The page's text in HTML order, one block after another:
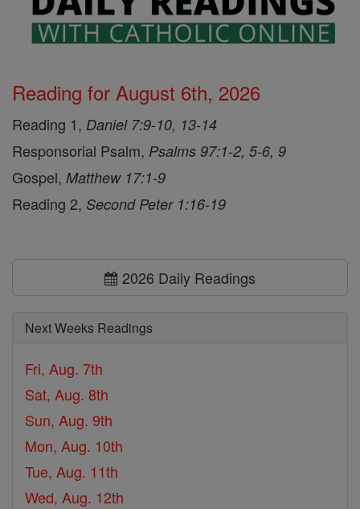
Reading for August 6th, 2026
Reading 1, Daniel 7:9-10, 13-14
Responsorial Psalm, Psalms 97:1-2, 5-6, 9
Gospel, Matthew 17:1-9
Reading 2, Second Peter 1:16-19
2026 Daily Readings
Next Weeks Readings
Fri, Aug. 7th
Sat, Aug. 8th
Sun, Aug. 9th
Mon, Aug. 10th
Tue, Aug. 11th
Wed, Aug. 12th